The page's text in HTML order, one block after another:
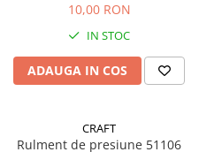
Afumatoare
Aparate de vidat
Feliatoare
Masini de framantat aluat
Masini de tocat carne
Masini de umplut carnati
10,00 RON
IN STOC
ADAUGA IN COS
CRAFT
Rulment de presiune 51106